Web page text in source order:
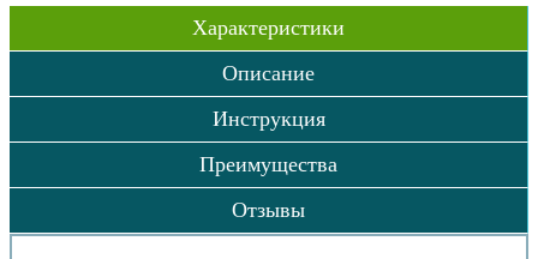
Характеристики
Описание
Инструкция
Преимущества
Отзывы